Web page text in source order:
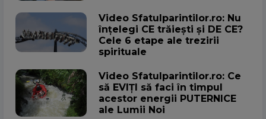
Video Sfatulparintilor.ro: Nu
înțelegi CE trăiești și DE CE?
Cele 6 etape ale trezirii
spirituale
Video Sfatulparintilor.ro: Ce
să EVIȚI să faci în timpul
acestor energii PUTERNICE
ale Lumii Noi